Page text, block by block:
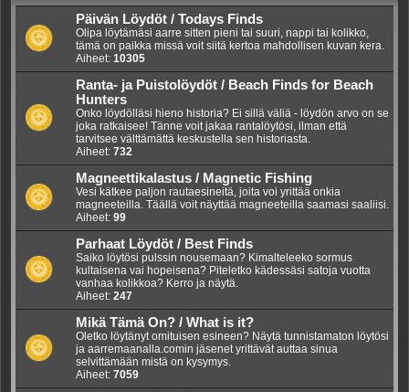
Päivän Löydöt / Todays Finds
Olipa löytämäsi aarre sitten pieni tai suuri, nappi tai kolikko,
tämä on paikka missä voit siitä kertoa mahdollisen kuvan kera.
Aiheet: 10305
Ranta- ja Puistolöydöt / Beach Finds for Beach
Hunters
Onko löydölläsi hieno historia? Ei sillä väliä - löydön arvo on se
joka ratkaisee! Tänne voit jakaa rantalöytösi, ilman että
tarvitsee välttämättä keskustella sen historiasta.
Aiheet: 732
Magneettikalastus / Magnetic Fishing
Vesi kätkee paljon rautaesineitä, joita voi yrittää onkia
magneeteilla. Täällä voit näyttää magneeteilla saamasi saaliisi.
Aiheet: 99
Parhaat Löydöt / Best Finds
Saiko löytösi pulssin nousemaan? Kimalteleeko sormus
kultaisena vai hopeisena? Piteletko kädessäsi satoja vuotta
vanhaa kolikkoa? Kerro ja näytä.
Aiheet: 247
Mikä Tämä On? / What is it?
Oletko löytänyt omituisen esineen? Näytä tunnistamaton löytösi
ja aarremaanalla.comin jäsenet yrittävät auttaa sinua
selvittämään mistä on kysymys.
Aiheet: 7059